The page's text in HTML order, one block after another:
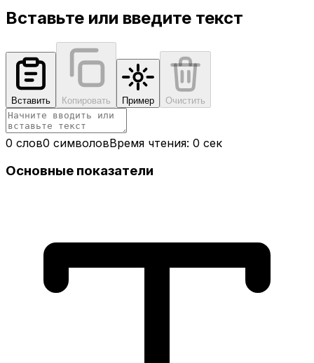
Вставьте или введите текст
Вставить Копировать Пример Очистить
0 слов0 символовВремя чтения: 0 сек
Основные показатели